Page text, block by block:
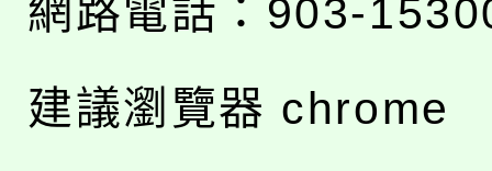
網路電話：903-
建議瀏覽器 chrome